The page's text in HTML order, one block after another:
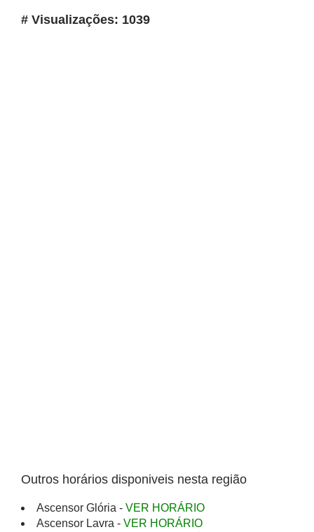
# Visualizações: 1039
Outros horários disponiveis nesta região
Ascensor Glória - VER HORÁRIO
Ascensor Lavra - VER HORÁRIO